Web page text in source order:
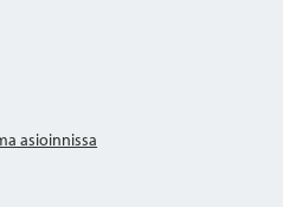
asioinnissa